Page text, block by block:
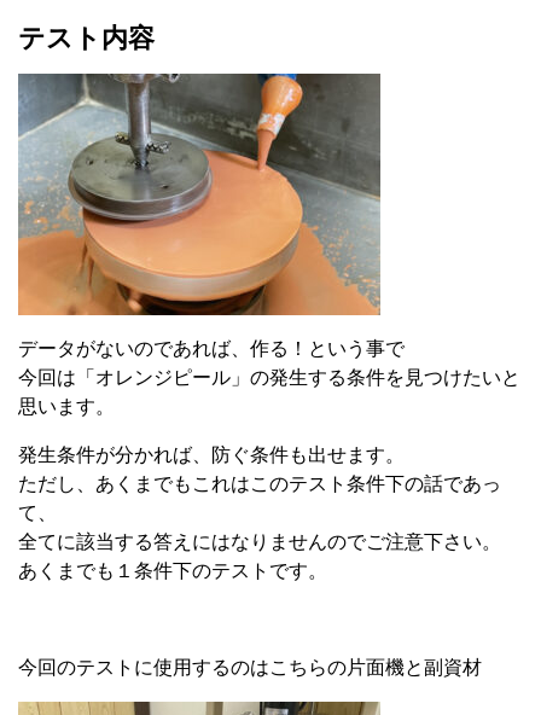
テスト内容
データがないのであれば、作る！という事で
今回は「オレンジピール」の発生する条件を見つけたいと
思います。
発生条件が分かれば、防ぐ条件も出せます。
ただし、あくまでもこれはこのテスト条件下の話であっ
て、
全てに該当する答えにはなりませんのでご注意下さい。
あくまでも１条件下のテストです。
今回のテストに使用するのはこちらの片面機と副資材